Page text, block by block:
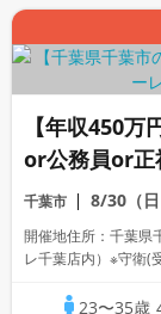
【年収450
or公務員or正
の出会い♪個
会い～
千葉市 8/30（日
開催地住所：千葉県
レ千葉店内）※守衛(
23〜35歳